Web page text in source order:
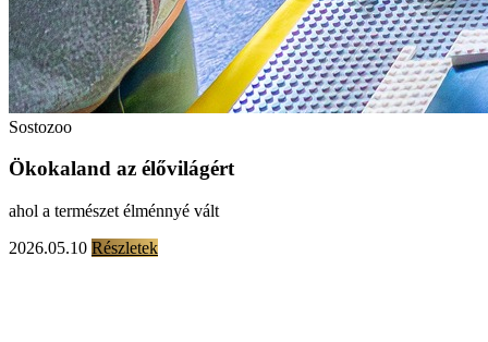
Sostozoo
Ökokaland az élővilágért
ahol a természet élménnyé vált
2026.05.10 Részletek